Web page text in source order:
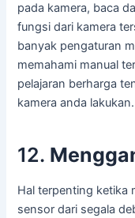
pada kamera, baca
fungsi dari kamera
banyak pengaturan
memahami manual
pelajaran berharga
kamera anda lakukan.
12.
Hal terpenting ketika
sensor dari segala